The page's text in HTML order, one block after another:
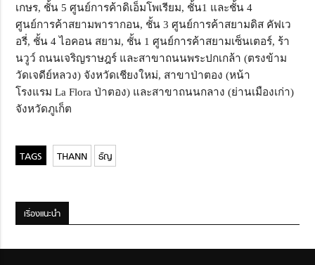
เกษร, ชั้น 5 ศูนย์การค้าดิเอ็มโพเรียม, ชั้น1 และชั้น 4
ศูนย์การค้าสยามพารากอน, ชั้น 3 ศูนย์การค้าสยามดิส คัฟเว
อรี่, ชั้น 4 ไอคอน สยาม, ชั้น 1 ศูนย์การค้าสยามเซ็นเตอร์, ร้า
นวูว์ ถนนเจริญราษฎร์ และสาขาถนนพระปกเกล้า (ตรงข้าม
วัดเจดีย์หลวง) จังหวัดเชียงใหม่, สาขาป่าตอง (หน้า
โรงแรมLa Floraป่าตอง) และสาขาถนนกลาง (ย่านเมืองเก่า)
จังหวัดภูเก็ต
THANN ธัญ
เรื่องแนะนำ